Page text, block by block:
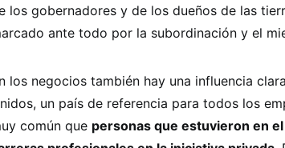
los gobernadores y de los dueños de las
ante todo por la subordinación y el
los negocios también hay una influencia
un país de referencia para todos los
común que personas que estuvieron en